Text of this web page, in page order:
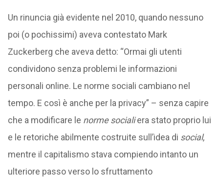
Un rinuncia già evidente nel 2010, quando nessuno
poi (o pochissimi) aveva contestato Mark
Zuckerberg che aveva detto: “Ormai gli utenti
condividono senza problemi le informazioni
personali online. Le norme sociali cambiano nel
tempo. E così è anche per la privacy” – senza capire
che a modificare le norme socialiera stato proprio lui
e le retoriche abilmente costruite sull’idea di social,
mentre il capitalismo stava compiendo intanto un
ulteriore passo verso lo sfruttamento